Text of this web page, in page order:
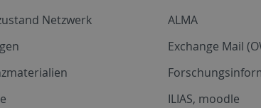
Netzwerk
ALMA
Exchange Mail
ILIAS, moodle